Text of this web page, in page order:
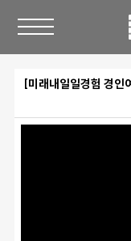
[미래내일일경험 경인